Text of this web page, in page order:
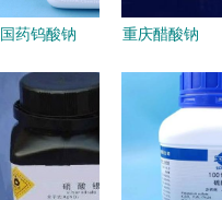
检测中的关
国药钨酸钠
析纯实验试
剂在各行业
的应用与分
重庆醋酸钠
铝价格及应
用概述 多
规格生物试